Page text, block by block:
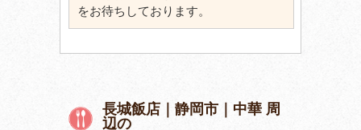
をお待ちしております。
長城飯店｜静岡市｜中華 周
辺の